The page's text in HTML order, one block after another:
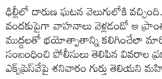
ఢిల్లీలో దారుణ ఘటన వెలుగులోకి
వందకుపైగా వాహనాలు వెళ్లడండో ఆ
ముద్దలతో భయోత్పాతాన్ని కలిగించేలా
సంబంధించి పోలీసులు తెలిపిన వివరాల
ఎక్స్‌ప్రెస్‌వేపై శనివారం గుర్తు తెలియని